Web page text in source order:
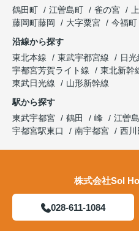
鶴田町
江曽島町 雀の宮
藤岡町藤岡
大字粟宮 今福町
沿線から探す
東北本線
東武宇都宮線 日光
宇都宮芳賀ライト線
東北新幹
東武日光線
山形新幹線
駅から探す
東武宇都宮
鶴田 峰 江曽島
宇都宮駅東口
南宇都宮 西川
株式会社Sol
028-611-1084